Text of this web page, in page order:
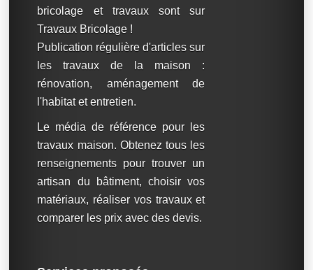
bricolage et travaux sont sur
Travaux Bricolage !
Publication régulière d'articles sur
les travaux de la maison :
rénovation, aménagement de
l'habitat et entretien.
Le média de référence pour les
travaux maison. Obtenez tous les
renseignements pour trouver un
artisan du bâtiment, choisir vos
matériaux, réaliser vos travaux et
comparer les prix avec des devis.